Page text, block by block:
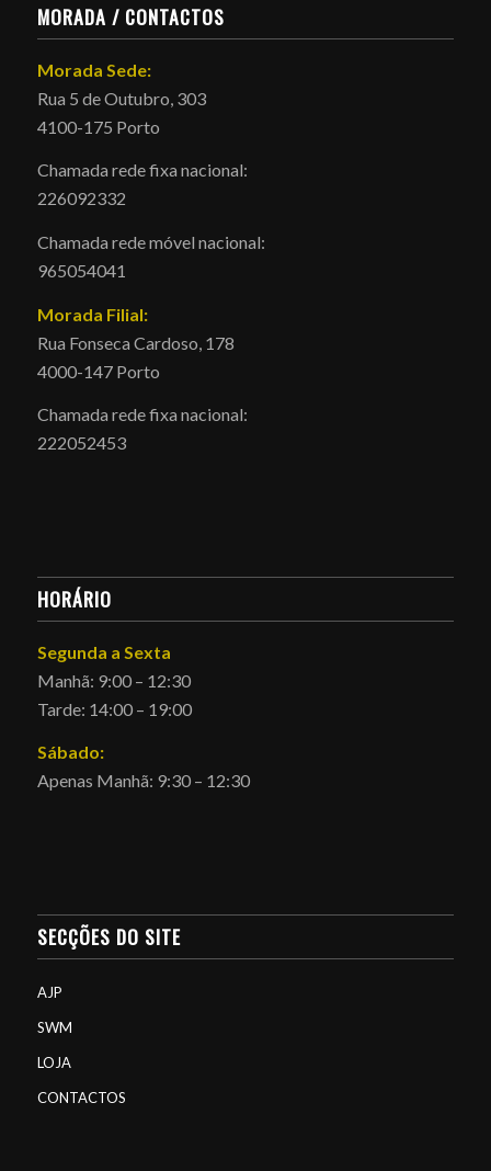
MORADA / CONTACTOS
Morada Sede:
Rua 5 de Outubro, 303
4100-175 Porto
Chamada rede fixa nacional:
226092332
Chamada rede móvel nacional:
965054041
Morada Filial:
Rua Fonseca Cardoso, 178
4000-147 Porto
Chamada rede fixa nacional:
222052453
HORÁRIO
Segunda a Sexta
Manhã: 9:00 – 12:30
Tarde: 14:00 – 19:00
Sábado:
Apenas Manhã: 9:30 – 12:30
SECÇÕES DO SITE
AJP
SWM
LOJA
CONTACTOS